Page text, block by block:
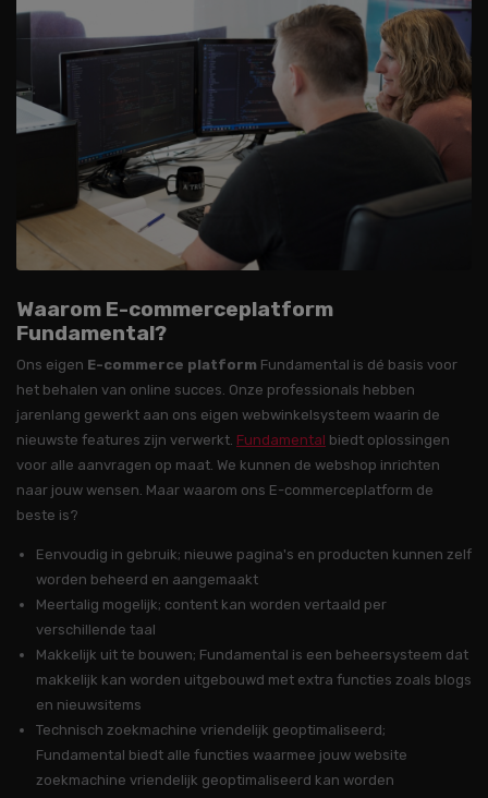
Waarom E-commerceplatform
Fundamental?
Ons eigen E-commerce platform Fundamental is dé basis voor
het behalen van online succes. Onze professionals hebben
jarenlang gewerkt aan ons eigen webwinkelsysteem waarin de
nieuwste features zijn verwerkt. Fundamental biedt oplossingen
voor alle aanvragen op maat. We kunnen de webshop inrichten
naar jouw wensen. Maar waarom ons E-commerceplatform de
beste is?
Eenvoudig in gebruik; nieuwe pagina's en producten kunnen zelf
worden beheerd en aangemaakt
Meertalig mogelijk; content kan worden vertaald per
verschillende taal
Makkelijk uit te bouwen; Fundamental is een beheersysteem dat
makkelijk kan worden uitgebouwd met extra functies zoals blogs
en nieuwsitems
Technisch zoekmachine vriendelijk geoptimaliseerd;
Fundamental biedt alle functies waarmee jouw website
zoekmachine vriendelijk geoptimaliseerd kan worden